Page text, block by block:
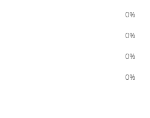
0%
0%
0%
0%